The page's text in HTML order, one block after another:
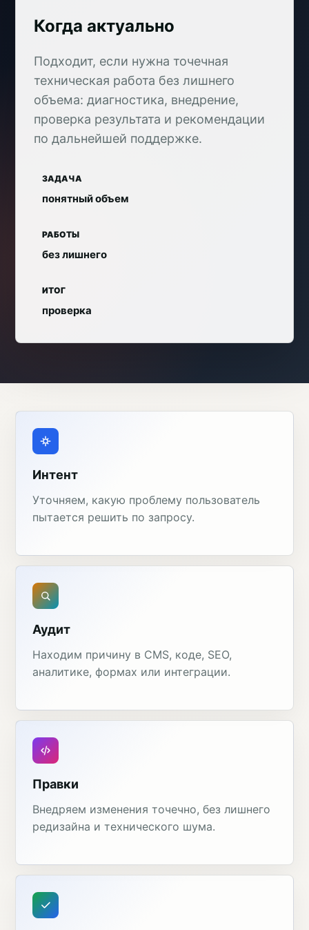
Когда актуально
Подходит, если нужна точечная
техническая работа без лишнего
объема: диагностика, внедрение,
проверка результата и рекомендации
по дальнейшей поддержке.
ЗАДАЧА
понятный объем
РАБОТЫ
без лишнего
ИТОГ
проверка
Интент
Уточняем, какую проблему пользователь
пытается решить по запросу.
Аудит
Находим причину в CMS, коде, SEO,
аналитике, формах или интеграции.
Правки
Внедряем изменения точечно, без лишнего
редизайна и технического шума.